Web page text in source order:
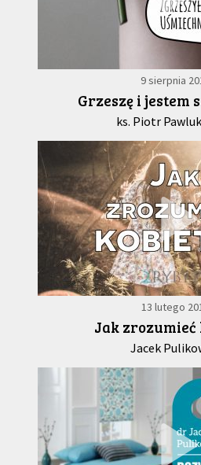
9 sierpnia
Grzeszę i jestem
ks. Piotr
13 lutego
Jak zrozumieć
Jacek